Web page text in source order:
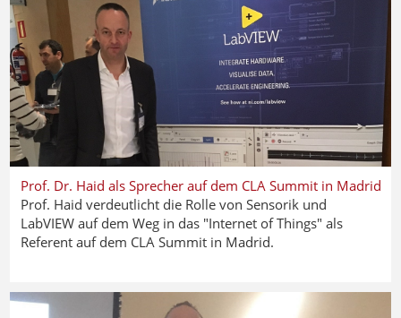
Prof. Dr. Haid als Sprecher auf dem CLA Summit in Madrid
Prof. Haid verdeutlicht die Rolle von Sensorik und
LabVIEW auf dem Weg in das "Internet of Things" als
Referent auf dem CLA Summit in Madrid.